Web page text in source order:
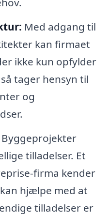
Med adgang til
kan firmaet
ikke kun opfylder
tager hensyn til
og
Byggeprojekter
tilladelser. Et
firma kender
hjælpe med at
tilladelser er